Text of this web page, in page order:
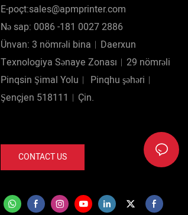
E-poçt:sales@apmprinter.com
Nə sap: 0086 -181 0027 2886
Ünvan: 3 nömrəli bina︱Daerxun
Texnologiya Sənaye Zonası︱29 nömrəli
Pinqsin Şimal Yolu︱ Pinqhu şəhəri︱
Şençjen 518111︱Çin.
CONTACT US